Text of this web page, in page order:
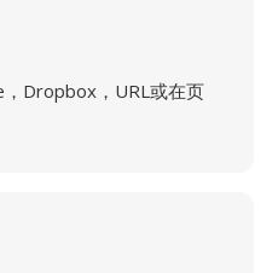
Dropbox，URL或在页